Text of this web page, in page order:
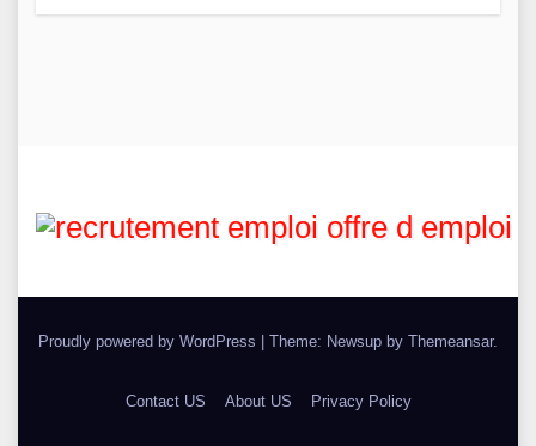
Proudly powered by WordPress Theme: Newsup by Themeansar.
Contact US About US Privacy Policy